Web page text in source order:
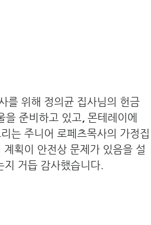
를 위해 정의균 집사님의 헌금
을 준비하고 있고, 몬테레이에
는 주니어 로페츠목사의 가정집
획이 안전상 문제가 있음을 설
지 거듭 감사했습니다.